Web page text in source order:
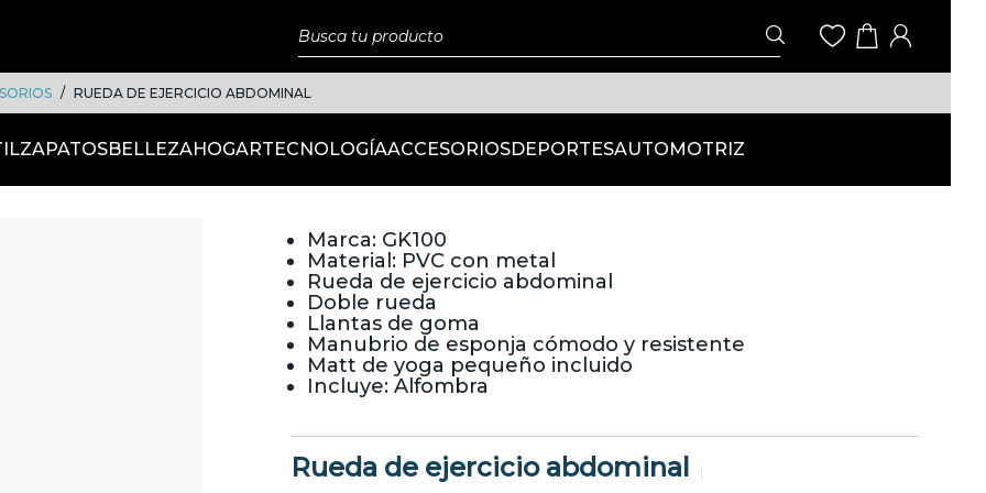
RUEDA DE EJERCICIO ABDOMINAL
ZAPATOSBELLEZAHOGARTECNOLOGÍAACCESORIOSDEPORTESAUTOMOTRIZ
Marca: GK100
Material: PVC con metal
Rueda de ejercicio abdominal
Doble rueda
Llantas de goma
Manubrio de esponja cómodo y resistente
Matt de yoga pequeño incluido
Incluye: Alfombra
Rueda de ejercicio abdominal